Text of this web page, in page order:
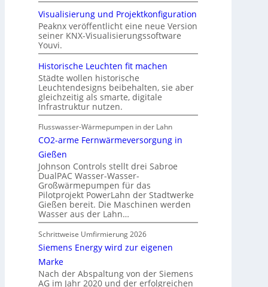
Visualisierung und Projektkonfiguration
Peaknx veröffentlicht eine neue Version
seiner KNX-Visualisierungssoftware
Youvi.
Historische Leuchten fit machen
Städte wollen historische
Leuchtendesigns beibehalten, sie aber
gleichzeitig als smarte, digitale
Infrastruktur nutzen.
Flusswasser-Wärmepumpen in der Lahn
CO2-arme Fernwärmeversorgung in
Gießen
Johnson Controls stellt drei Sabroe
DualPAC Wasser-Wasser-
Großwärmepumpen für das
Pilotprojekt PowerLahn der Stadtwerke
Gießen bereit. Die Maschinen werden
Wasser aus der Lahn…
Schrittweise Umfirmierung 2026
Siemens Energy wird zur eigenen
Marke
Nach der Abspaltung von der Siemens
AG im Jahr 2020 und der erfolgreichen